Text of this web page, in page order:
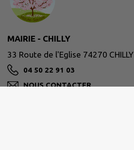
MAIRIE - CHILLY
33 Route de l'Eglise 74270 CHILLY
04 50 22 91 03
NOUS CONTACTER